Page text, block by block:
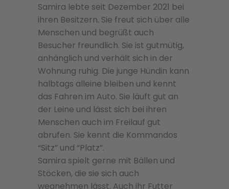
Samira lebte seit Dezember 2021 bei
ihren Besitzern. Sie freut sich über alle
Menschen und begrüßt auch
Besucher freundlich. Sie ist gutmütig,
anhänglich und verhält sich in der
Wohnung ruhig. Die junge Hündin kann
halbtags alleine bleiben und kennt
das Fahren im Auto. Sie läuft gut an
der Leine und lässt sich bei ihren
Menschen auch im Freilauf gut
abrufen. Sie kennt die Kommandos
“Sitz” und “Platz”.
Samira spielt gerne mit Bällen und
Stöcken, die sie sich auch
wegnehmen lässt. Auch ihr Futter